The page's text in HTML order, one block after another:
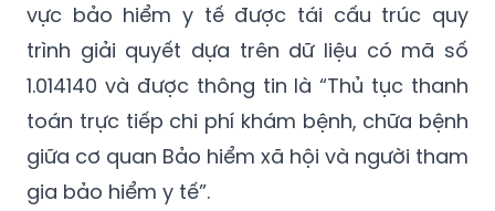
vực bảo hiểm y tế được tái cấu trúc quy
trình giải quyết dựa trên dữ liệu có mã số
1.014140 và được thông tin là “Thủ tục thanh
toán trực tiếp chi phí khám bệnh, chữa bệnh
giữa cơ quan Bảo hiểm xã hội và người tham
gia bảo hiểm y tế”.